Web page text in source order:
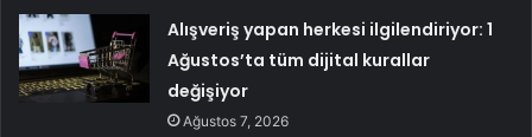
Alışveriş yapan herkesi ilgilendiriyor: 1
Ağustos’ta tüm dijital kurallar
değişiyor
Ağustos 7, 2026